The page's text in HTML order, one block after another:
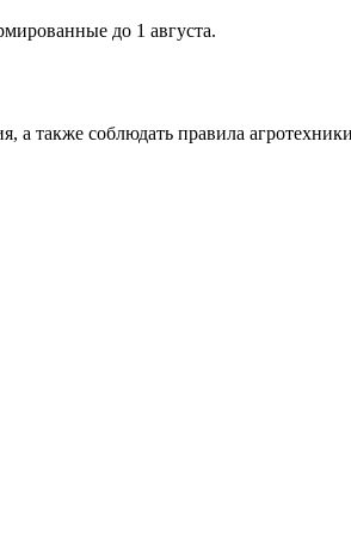
до 1 августа.
а также соблюдать правила